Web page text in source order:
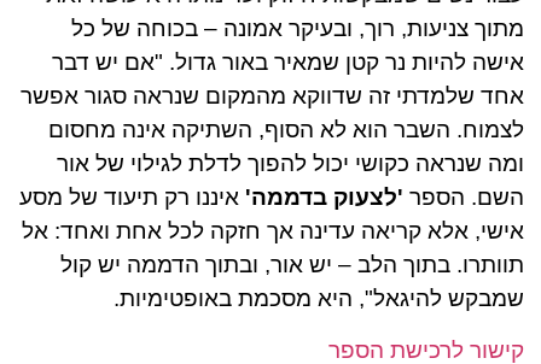
מתוך צניעות, רוך, ובעיקר אמונה – בכוחה של כל
אישה להיות נר קטן שמאיר באור גדול. "אם יש דבר
אחד שלמדתי זה שדווקא מהמקום שנראה סגור אפשר
לצמוח. השבר הוא לא הסוף, השתיקה אינה מחסום
ומה שנראה כקושי יכול להפוך לדלת לגילוי של אור
השם. הספר 'לצעוק בדממה' איננו רק תיעוד של מסע
אישי, אלא קריאה עדינה אך חזקה לכל אחת ואחד: אל
תוותרו. בתוך הלב – יש אור, ובתוך הדממה יש קול
שמבקש להיגאל", היא מסכמת באופטימיות.
קישור לרכישת הספר